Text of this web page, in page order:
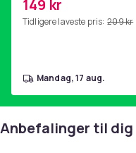
hjemmegymnastikk
149 kr
Tidligere laveste pris: 209 kr
mandag, 17 aug.
Anbefalinger til dig